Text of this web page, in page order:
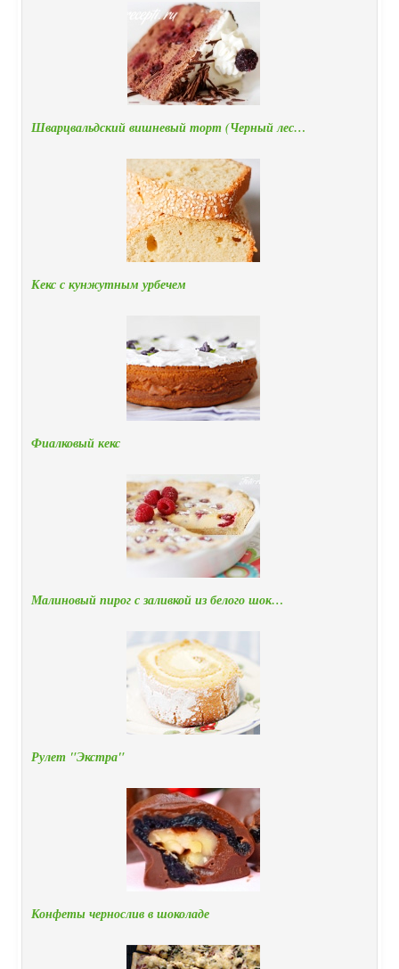
Шварцвальдский вишневый торт (Черный лес…
Кекс с кунжутным урбечем
Фиалковый кекс
Малиновый пирог с заливкой из белого шок…
Рулет "Экстра"
Конфеты чернослив в шоколаде